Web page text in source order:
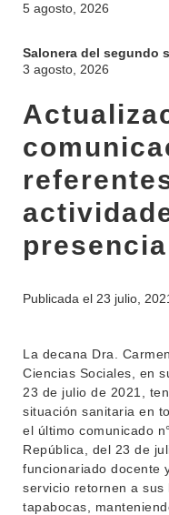
INSTITUCIONAL
EXTENSIÓN
SERVICIOS
OFERTA DE GRADO
POSGRADOS
EDUCACIÓN
MOVILIDAD ACADÉMICA
5 agosto, 2026
Salonera del segundo
3 agosto, 2026
Publicada el 23 julio,
La decana Dra.
Ciencias Sociales, en
23 de julio de 2021,
situación sanitaria en
el último comunicado
República, del 23 de
funcionariado docente
servicio retornen a
tapabocas,